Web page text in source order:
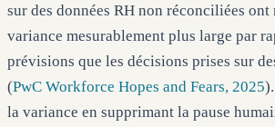
sur des données RH non réconciliées ont
variance mesurablement plus large par
prévisions que les décisions prises sur
(PwC Workforce Hopes and Fears, 2025
la variance en supprimant la pause